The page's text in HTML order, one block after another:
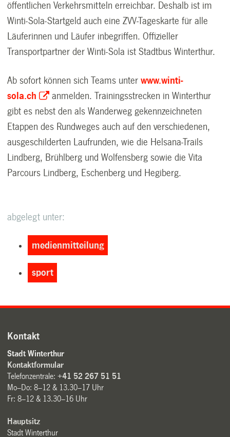
öffentlichen Verkehrsmitteln erreichbar. Deshalb ist im
Winti-Sola-Startgeld auch eine ZVV-Tageskarte für alle
Läuferinnen und Läufer inbegriffen. Offizieller
Transportpartner der Winti-Sola ist Stadtbus Winterthur.
Ab sofort können sich Teams unterwww.winti-
sola.ch
anmelden. Trainingsstrecken in Winterthur
gibt es nebst den als Wanderweg gekennzeichneten
Etappen des Rundweges auch auf den verschiedenen,
ausgeschilderten Laufrunden, wie die Helsana-Trails
Lindberg, Brühlberg und Wolfensberg sowie die Vita
Parcours Lindberg, Eschenberg und Hegiberg.
abgelegt unter:
medienmitteilung
sport
Kontakt
Stadt Winterthur
Kontaktformular
Telefonzentrale:+41 52 267 51 51
Mo–Do: 8–12 & 13.30–17 Uhr
Fr: 8–12 & 13.30–16 Uhr
Hauptsitz
Stadt Winterthur